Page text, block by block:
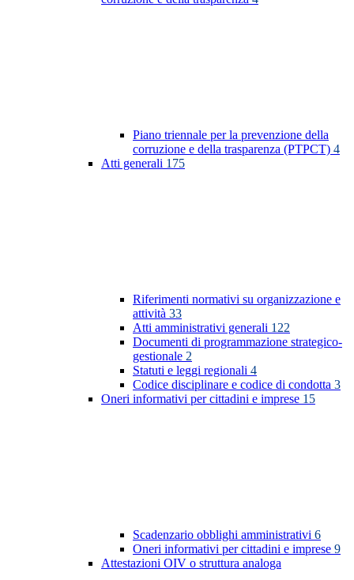
Piano triennale per la prevenzione della
corruzione e della trasparenza (PTPCT) 4
Atti generali 175
Riferimenti normativi su organizzazione e
attività 33
Atti amministrativi generali 122
Documenti di programmazione strategico-
gestionale 2
Statuti e leggi regionali 4
Codice disciplinare e codice di condotta 3
Oneri informativi per cittadini e imprese 15
Scadenzario obblighi amministrativi 6
Oneri informativi per cittadini e imprese 9
Attestazioni OIV o struttura analoga